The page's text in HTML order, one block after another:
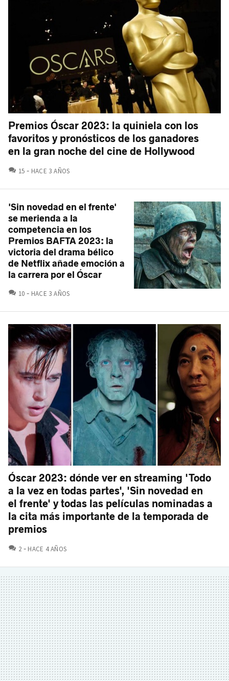
Premios Óscar 2023: la quiniela con los
favoritos y pronósticos de los ganadores
en la gran noche del cine de Hollywood
15 COMENTARIOS
HACE 3 AÑOS
'Sin novedad en el frente'
se merienda a la
competencia en los
Premios BAFTA 2023: la
victoria del drama bélico
de Netflix añade emoción a
la carrera por el Óscar
10 COMENTARIOS
HACE 3 AÑOS
Óscar 2023: dónde ver en streaming 'Todo
a la vez en todas partes', 'Sin novedad en
el frente' y todas las películas nominadas a
la cita más importante de la temporada de
premios
2 COMENTARIOS
HACE 4 AÑOS